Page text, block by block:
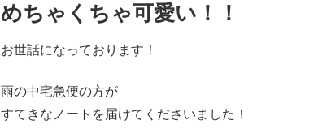
めちゃくちゃ可愛い！！
お世話になっております！
雨の中宅急便の方が
すてきなノートを届けてくださいました！